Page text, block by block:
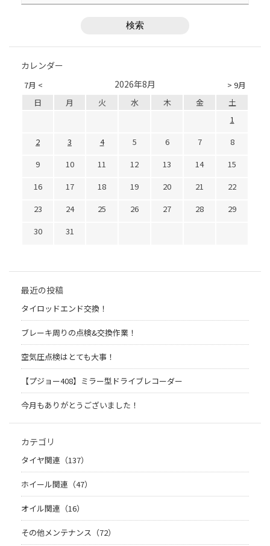
カレンダー
7月 < > 9月
2026年8月
日 月 火 水 木 金
土
1
2
3 4 5 6 7
8
9
10 11 12 13 14
15
16
17 18 19 20 21
22
23
24 25 26 27 28
29
30
31
最近の投稿
タイロッドエンド交換！
ブレーキ周りの点検&交換作業！
空気圧点検はとても大事！
【プジョー408】ミラー型ドライブレコーダー
今月もありがとうございました！
カテゴリ
タイヤ関連（137）
ホイール関連（47）
オイル関連（16）
その他メンテナンス（72）